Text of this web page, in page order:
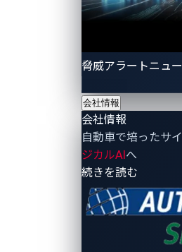
脅威アラートニュ
会社情報
会社情報
自動車で培ったサ
ジカルAIへ
続きを読む
シミュレーションと
けるセキュリティ
サイバーセキュリティ関連のト
主要プラットフォームとしても
のオープンでモジュール式の
CONのカーハッキングビレッジ、
、VicOneとBlock Harbor
Global VCC 2025、企業・学生
者を迎え10月に日本で開催され
ど、国際的な自動車向けキャプ